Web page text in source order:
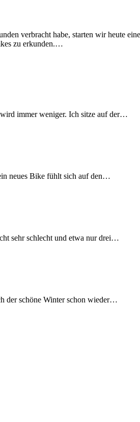
verbracht habe, starten wir heute
zu erkunden.…
immer weniger. Ich sitze auf der…
neues Bike fühlt sich auf den…
sehr schlecht und etwa nur drei…
der schöne Winter schon wieder…